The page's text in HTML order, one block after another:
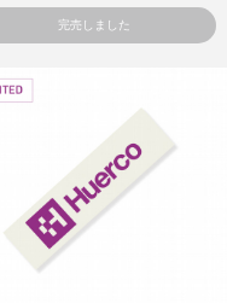
完売しました